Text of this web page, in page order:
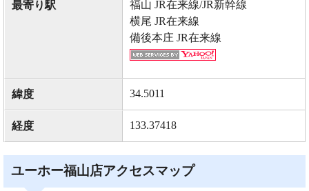
最寄り駅
福山 JR在来線/JR新幹線
横尾 JR在来線
備後本庄 JR在来線
緯度 34.5011
経度 133.37418
ユーホー福山店アクセスマップ